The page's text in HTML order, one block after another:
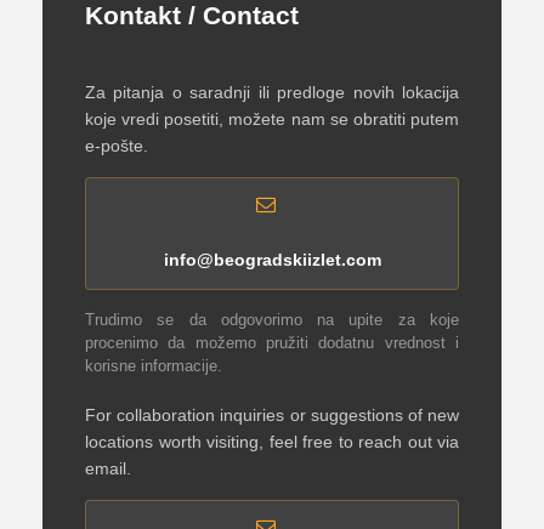
Kontakt / Contact
Za pitanja o saradnji ili predloge novih lokacija
koje vredi posetiti, možete nam se obratiti putem
e-pošte.
info@beogradskiizlet.com
Trudimo se da odgovorimo na upite za koje
procenimo da možemo pružiti dodatnu vrednost i
korisne informacije.
For collaboration inquiries or suggestions of new
locations worth visiting, feel free to reach out via
email.